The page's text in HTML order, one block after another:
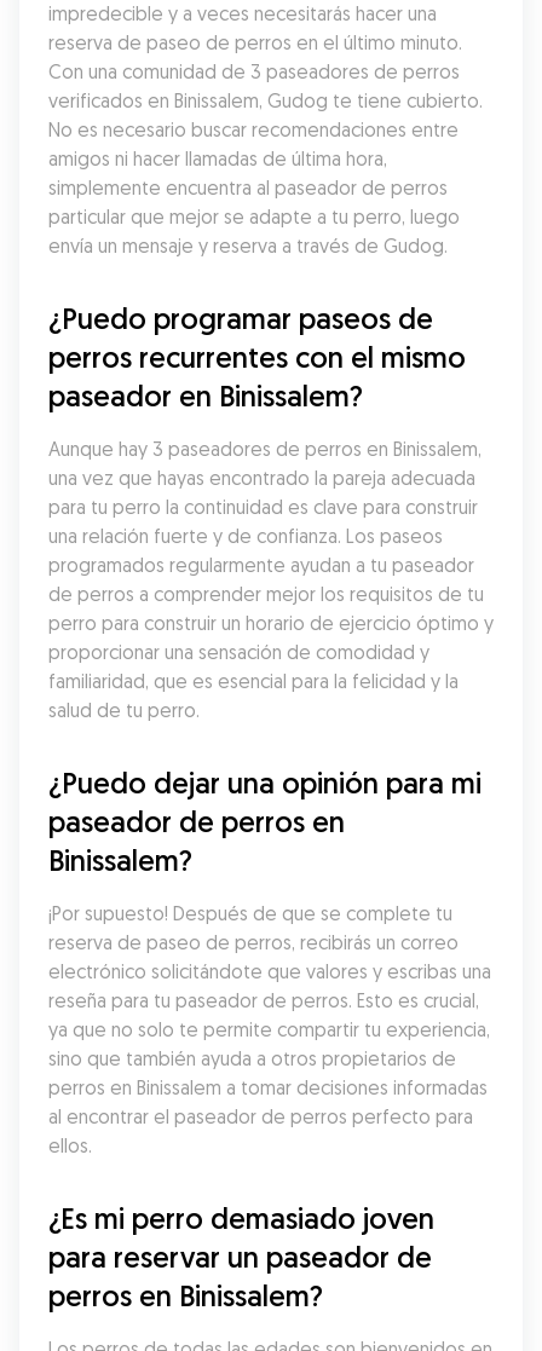
impredecible y a veces necesitarás hacer una
reserva de paseo de perros en el último minuto.
Con una comunidad de 3 paseadores de perros
verificados en Binissalem, Gudog te tiene cubierto.
No es necesario buscar recomendaciones entre
amigos ni hacer llamadas de última hora,
simplemente encuentra al paseador de perros
particular que mejor se adapte a tu perro, luego
envía un mensaje y reserva a través de Gudog.
¿Puedo programar paseos de
perros recurrentes con el mismo
paseador en Binissalem?
Aunque hay 3 paseadores de perros en Binissalem,
una vez que hayas encontrado la pareja adecuada
para tu perro la continuidad es clave para construir
una relación fuerte y de confianza. Los paseos
programados regularmente ayudan a tu paseador
de perros a comprender mejor los requisitos de tu
perro para construir un horario de ejercicio óptimo y
proporcionar una sensación de comodidad y
familiaridad, que es esencial para la felicidad y la
salud de tu perro.
¿Puedo dejar una opinión para mi
paseador de perros en
Binissalem?
¡Por supuesto! Después de que se complete tu
reserva de paseo de perros, recibirás un correo
electrónico solicitándote que valores y escribas una
reseña para tu paseador de perros. Esto es crucial,
ya que no solo te permite compartir tu experiencia,
sino que también ayuda a otros propietarios de
perros en Binissalem a tomar decisiones informadas
al encontrar el paseador de perros perfecto para
ellos.
¿Es mi perro demasiado joven
para reservar un paseador de
perros en Binissalem?